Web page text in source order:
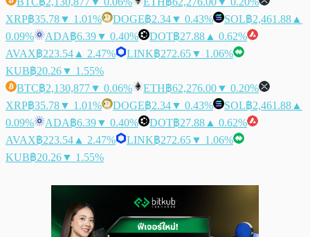
XRP฿35.78▼ 1.01% DOGE฿2.34▼ 0.43% SOL฿2,461.88 ▲
0.09%
ADA฿6.39▼ 0.40% DOT฿27.88 ▲ 0.62%
AVAX฿223.54 ▲ 2.47% LINK฿272.65▼ 1.06%
KUB฿20.26▼ 1.55%
BTC฿2,130,877▼ 0.06% ETH฿62,276.00▼ 0.20%
XRP฿35.78▼ 1.01% DOGE฿2.34▼ 0.43% SOL฿2,461.88 ▲
0.09%
ADA฿6.39▼ 0.40% DOT฿27.88 ▲ 0.62%
AVAX฿223.54 ▲ 2.47% LINK฿272.65▼ 1.06%
KUB฿20.26▼ 1.55%